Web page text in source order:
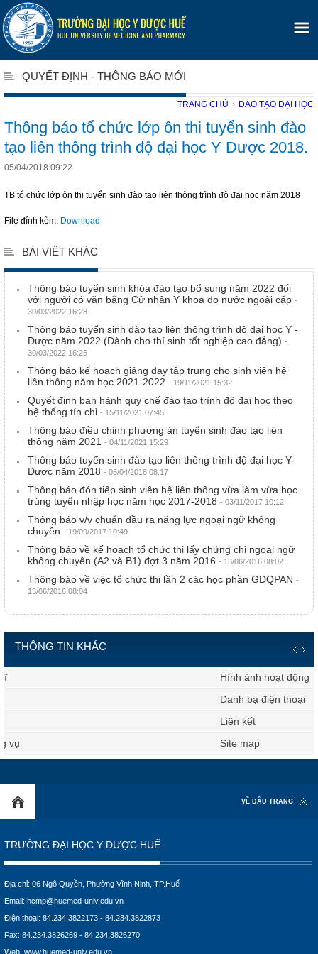
QUYẾT ĐỊNH - THÔNG BÁO MỚI
TRANG CHỦ › ĐÀO TẠO ĐẠI HỌC
Thông báo tổ chức lớp ôn thi tuyển sinh đào
tạo liên thông trình độ đại học Y Dược 2018.
05/04/2018 09:22
TB tổ chức lớp ôn thi tuyển sinh đào tạo liên thông trình độ đại học năm 2018
File đính kèm: Download
BÀI VIẾT KHÁC
Thông báo tuyển sinh khóa đào tạo bổ sung năm 2022 đối
với người có văn bằng Cử nhân Y khoa do nước ngoài cấp -
30/03/2022 16:28
Thông báo tuyển sinh đào tạo liên thông trình độ đại học Y -
Dược năm 2022 (Dành cho thí sinh tốt nghiệp cao đẳng) -
30/03/2022 16:25
Thông báo kế hoạch giảng dạy tập trung cho sinh viên hệ
liên thông năm học 2021-2022 - 19/11/2021 15:32
Quyết định ban hành quy chế đào tạo trình độ đại học theo
hệ thống tín chỉ - 15/11/2021 07:45
Thông báo điều chỉnh phương án tuyển sinh đào tạo liên
thông năm 2021 - 04/11/2021 15:29
Thông báo tuyển sinh đào tạo liên thông trình độ đại học Y-
Dược năm 2018 - 05/04/2018 08:17
Thông báo đón tiếp sinh viên hệ liên thông vừa làm vừa học
trúng tuyển nhập học năm học 2017-2018 - 03/11/2017 10:12
Thông báo v/v chuẩn đầu ra năng lực ngoại ngữ không
chuyên - 19/09/2017 10:49
Thông báo về kế hoạch tổ chức thi lấy chứng chỉ ngoại ngữ
không chuyên (A2 và B1) đợt 3 năm 2016 - 13/06/2016 08:02
Thông báo về việc tổ chức thi lần 2 các học phần GDQPAN -
13/06/2016 08:04
THÔNG TIN KHÁC
Hình ảnh hoạt động
Danh bạ điện thoại
VỀ ĐẦU TRANG
TRƯỜNG ĐẠI HỌC Y DƯỢC HUẾ
Địa chỉ: 06 Ngô Quyền, Phường Vĩnh Ninh, TP.Huế
Email: hcmp@huemed-univ.edu.vn
Điện thoại: 84.234.3822173 - 84.234.3822873
Fax: 84.234.3826269 - 84.234.3826270
Web: www.huemed-univ.edu.vn